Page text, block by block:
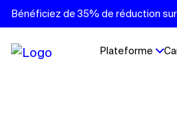
Bénéficiez de 35% de réduction
Plateforme